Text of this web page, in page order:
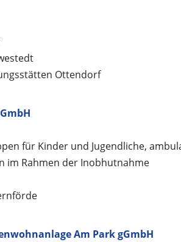
Ottendorf
für Kinder und Jugendliche,
im Rahmen der Inobhutnahme
Am Park gGmbH